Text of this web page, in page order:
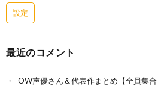
設定
最近のコメント
OW声優さん＆代表作まとめ【全員集合